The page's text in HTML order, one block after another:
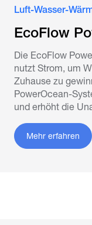
Luft-Wasser-
EcoFlow
Die EcoFlow
nutzt Strom, um
Zuhause zu
PowerOcean-
und erhöht die
Mehr erfahren